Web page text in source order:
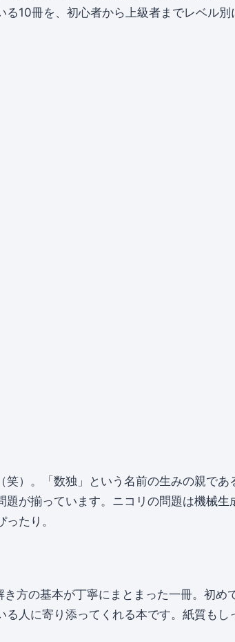
10冊を、初心者から上級者までレベル別
）。「数独」という名前の生みの親で
が揃っています。ニコリの問題は機械
たり。
方の基本が丁寧にまとまった一冊。初
人に寄り添ってくれる本です。紙質も